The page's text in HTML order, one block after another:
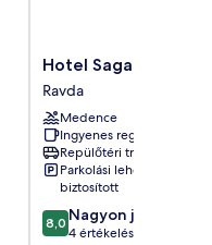
Hotel
Saga
Ravda
Hotel Saga
Ravda
Medence
Ingyenes reggeli
Repülőtéri transzfer
Parkolási lehetőség
biztosított
8.0
ennyiből:
8,0 Nagyon jó
4 értékelés